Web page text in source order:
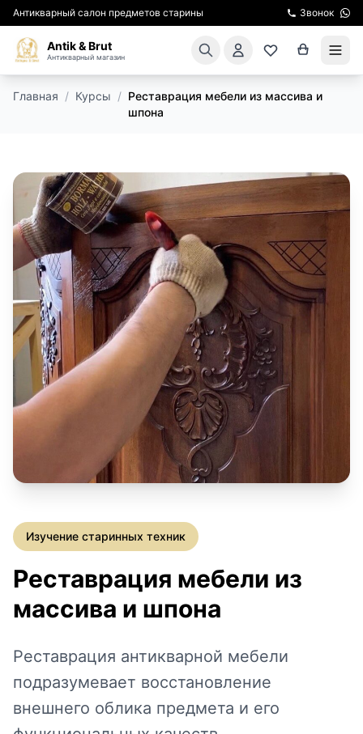
Антикварный салон предметов старины Звонок
Antik & Brut
Антикварный магазин
КАТАЛОГ
ПОДАРКИ
КИНОСЪЕМКА
ЭКСКУРСИИ
РЕСТАВРАЦИЯ
КУРСЫ ПО РЕСТАВРАЦИИ
КОНТАКТЫ
ДОСТАВКА И ОПЛАТА
Главная / Курсы / Реставрация мебели из массива и
шпона
Изучение старинных техник
Реставрация мебели из
массива и шпона
Реставрация антикварной мебели
подразумевает восстановление
внешнего облика предмета и его